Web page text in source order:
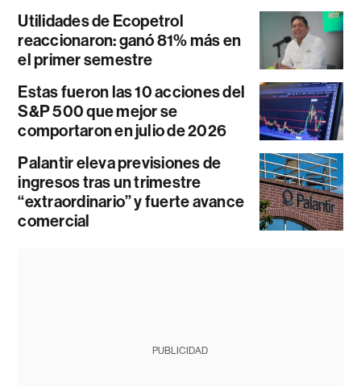
Utilidades de Ecopetrol
reaccionaron: ganó 81% más en
el primer semestre
Estas fueron las 10 acciones del
S&P 500 que mejor se
comportaron en julio de 2026
Palantir eleva previsiones de
ingresos tras un trimestre
“extraordinario” y fuerte avance
comercial
PUBLICIDAD